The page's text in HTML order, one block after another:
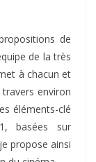
de
de la très
à chacun et
environ
éléments-clé
basées sur
propose ainsi